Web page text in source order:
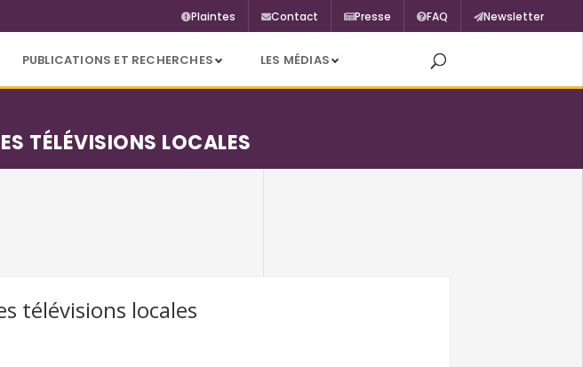
Plaintes Contact Presse FAQ Newsletter
PUBLICATIONS ET RECHERCHES LES MÉDIAS
TÉLÉVISIONS LOCALES
télévisions locales